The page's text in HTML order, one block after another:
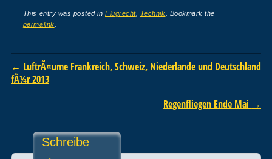
This entry was posted inFlugrecht, Technik . Bookmark the
permalink
Post navigation
← LuftrÃ¤ume Frankreich, Schweiz, Niederlande und Deutschland
fÃ¼r 2013
Regenfliegen Ende Mai →
Schreibe